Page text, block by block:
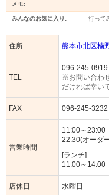
メモ:
みんなのお気に入り: 行って
住所 熊本市北区楠
TEL
096-245-0919
※お問い合わ
だければ幸い
FAX 096-245-3232
営業時間
11:00～23:00
22:30(オーダ
[ランチ]
11:00～14:00
店休日 水曜日